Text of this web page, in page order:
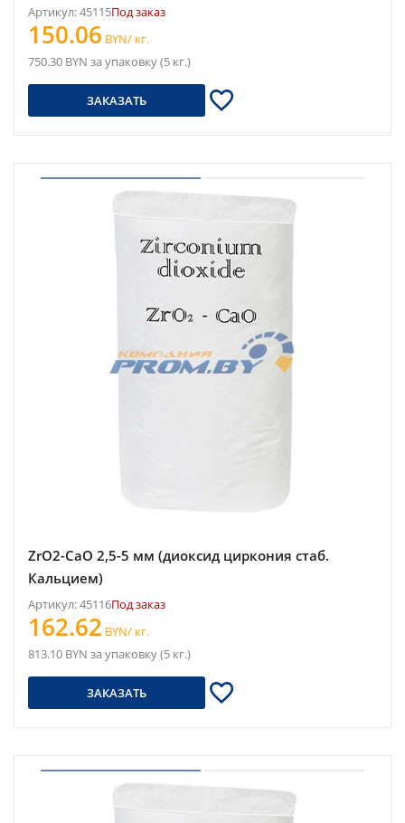
Артикул: 45115Под заказ
150.06 BYN/ кг.
750.30 BYN за упаковку (5 кг.)
ЗАКАЗАТЬ
ZrO2-CaO 2,5-5 мм (диоксид циркония стаб.
Кальцием)
Артикул: 45116Под заказ
162.62 BYN/ кг.
813.10 BYN за упаковку (5 кг.)
ЗАКАЗАТЬ